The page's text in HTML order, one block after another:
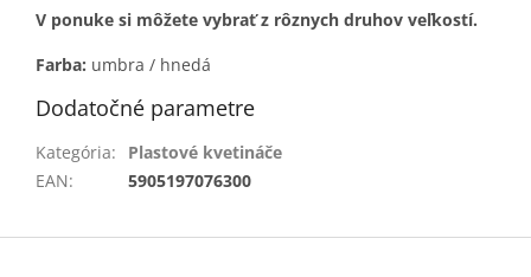
V ponuke si môžete vybrať z rôznych druhov veľkostí.
Farba: umbra / hnedá
Dodatočné parametre
Kategória:
Plastové kvetináče
EAN: 5905197076300
Z